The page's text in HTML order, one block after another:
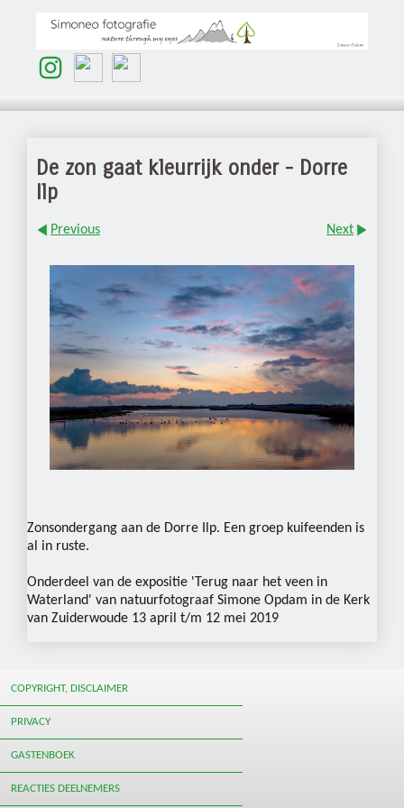
De zon gaat kleurrijk onder - Dorre
Ilp
Previous Next
Zonsondergang aan de Dorre Ilp. Een groep kuifeenden is
al in ruste.
Onderdeel van de expositie 'Terug naar het veen in
Waterland' van natuurfotograaf Simone Opdam in de Kerk
van Zuiderwoude 13 april t/m 12 mei 2019
COPYRIGHT, DISCLAIMER
PRIVACY
GASTENBOEK
REACTIES DEELNEMERS